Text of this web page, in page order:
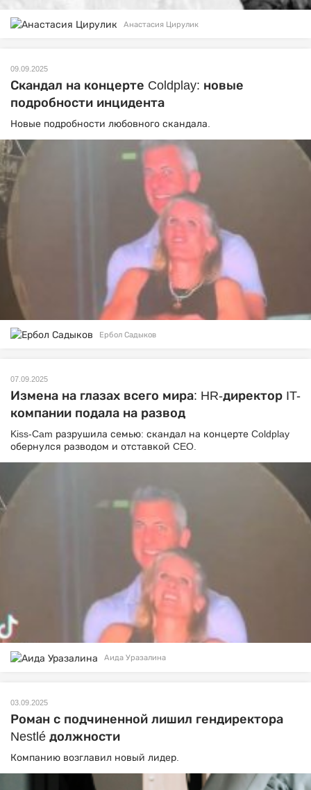
Анастасия Цирулик
09.09.2025
Скандал на концерте Coldplay: новые
подробности инцидента
Новые подробности любовного скандала.
Ербол Садыков
07.09.2025
Измена на глазах всего мира: HR-директор IT-
компании подала на развод
Kiss-Cam разрушила семью: скандал на концерте Coldplay
обернулся разводом и отставкой CEO.
Аида Уразалина
03.09.2025
Роман с подчиненной лишил гендиректора
Nestlé должности
Компанию возглавил новый лидер.